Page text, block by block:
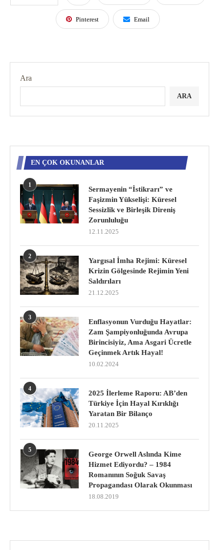
Pinterest Email
Ara
ARA
EN ÇOK OKUNANLAR
1
Sermayenin “İstikrarı” ve
Faşizmin Yükselişi: Küresel
Sessizlik ve Birleşik Direniş
Zorunluluğu
12.11.2025
2
Yargısal İmha Rejimi: Küresel
Krizin Gölgesinde Rejimin Yeni
Saldırıları
21.12.2025
3
Enflasyonun Vurduğu Hayatlar:
Zam Şampiyonluğunda Avrupa
Birincisiyiz, Ama Asgari Ücretle
Geçinmek Artık Hayal!
10.02.2024
4
2025 İlerleme Raporu: AB’den
Türkiye İçin Hayal Kırıklığı
Yaratan Bir Bilanço
20.11.2025
5
George Orwell Aslında Kime
Hizmet Ediyordu? – 1984
Romanının Soğuk Savaş
Propagandası Olarak Okunması
18.08.2019